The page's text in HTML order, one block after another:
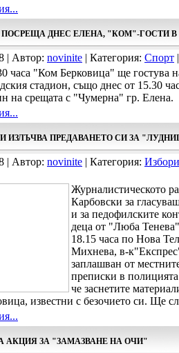
ДНЕС ЕЛЕНА, "КОМ"-ГОСТИ
| Автор: novinite | Категория: Спорт
часа "Ком Берковица" ще гостува
стадион, също днес от 15.30
на срещата с "Чумерна" гр. Елена.
ИЗЛЪЧВА ПРЕДАВАНЕТО СИ ЗА
| Автор: novinite | Категория:
Журналистическото
Карбовски за
и за педофилските
деца от "Люба
18.15 часа по Нова
Михнева, в-
заплашван от
преписки в
че заснетите
известни с безочието си. Ще
АКЦИЯ ЗА "ЗАМАЗВАНЕ НА ОЧИ"